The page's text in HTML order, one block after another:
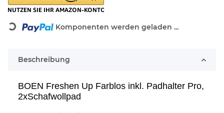
Loading... Komponenten werden geladen ...
Beschreibung
BOEN Freshen Up Farblos inkl. Padhalter Pro,
2xSchafwollpad